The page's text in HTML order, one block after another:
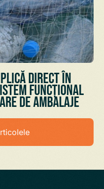
direct în
funcțional
de ambalaje